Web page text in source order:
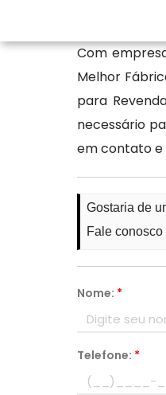
Com
Melhor
para
necessário
em contato e
Gostaria de
Fale
Nome: *
Telefone: *